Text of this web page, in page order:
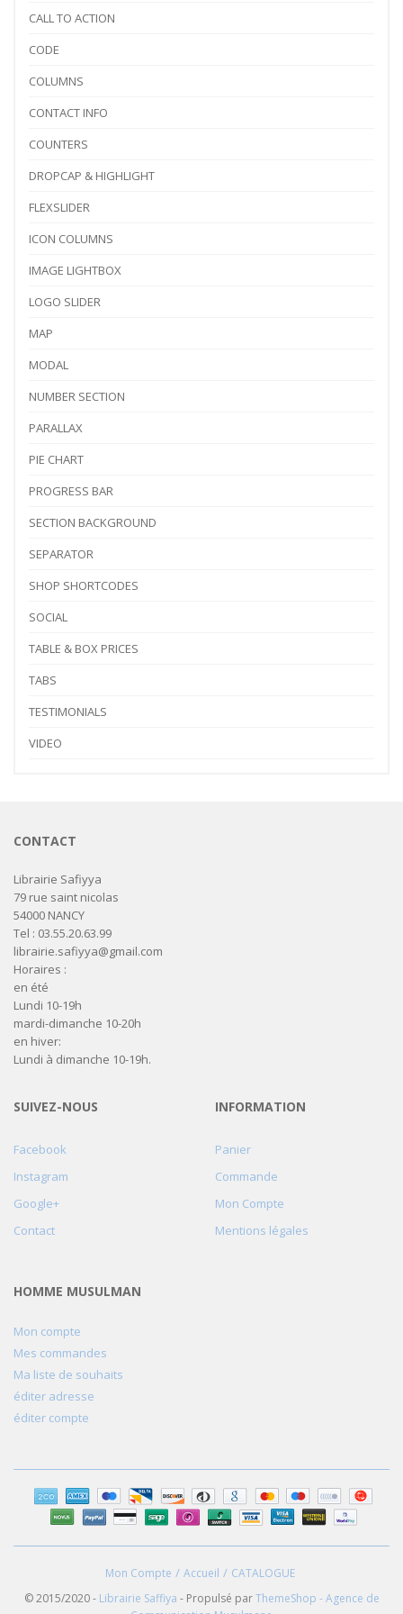
CALL TO ACTION
CODE
COLUMNS
CONTACT INFO
COUNTERS
DROPCAP & HIGHLIGHT
FLEXSLIDER
ICON COLUMNS
IMAGE LIGHTBOX
LOGO SLIDER
MAP
MODAL
NUMBER SECTION
PARALLAX
PIE CHART
PROGRESS BAR
SECTION BACKGROUND
SEPARATOR
SHOP SHORTCODES
SOCIAL
TABLE & BOX PRICES
TABS
TESTIMONIALS
VIDEO
CONTACT
Librairie Safiyya
79 rue saint nicolas
54000 NANCY
Tel : 03.55.20.63.99
librairie.safiyya@gmail.com
Horaires :
en été
Lundi 10-19h
mardi-dimanche 10-20h
en hiver:
Lundi à dimanche 10-19h.
SUIVEZ-NOUS
Facebook
Instagram
Google+
Contact
INFORMATION
Panier
Commande
Mon Compte
Mentions légales
HOMME MUSULMAN
Mon compte
Mes commandes
Ma liste de souhaits
éditer adresse
éditer compte
Mon Compte Accueil
CATALOGUE
© 2015/2020 - Librairie Saffiya - Propulsé parThemeShop - Agence de